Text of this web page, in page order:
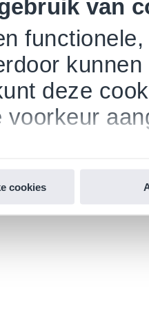
van
deze
voorkeur
cookies